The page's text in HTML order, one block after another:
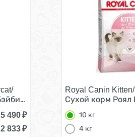
4 кгдля Котят в возрасте от 1
5 490₽
2 833₽
Royal Canin Kitten/
Сухой корм Роял
10 кг
4 кг